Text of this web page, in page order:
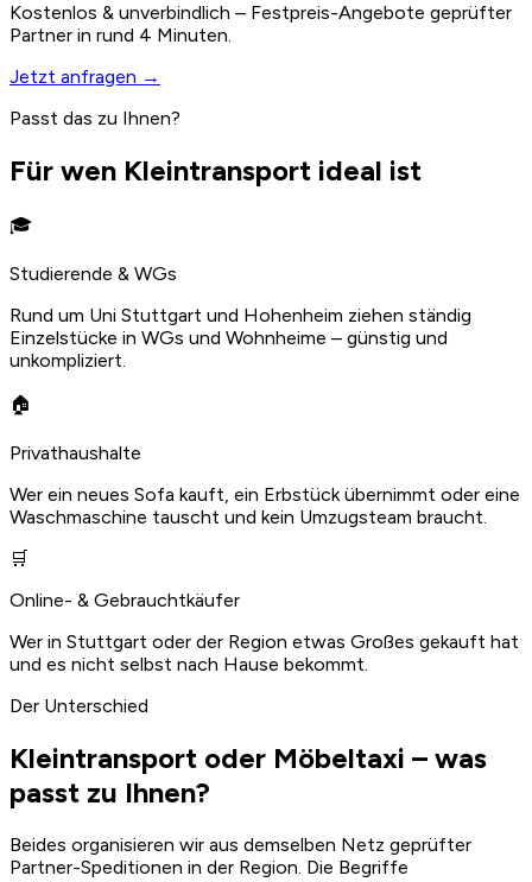
Kostenlos & unverbindlich – Festpreis-Angebote geprüfter
Partner in rund 4 Minuten.
Jetzt anfragen →
Passt das zu Ihnen?
Für wen Kleintransport ideal ist
🎓
Studierende & WGs
Rund um Uni Stuttgart und Hohenheim ziehen ständig
Einzelstücke in WGs und Wohnheime – günstig und
unkompliziert.
🏠
Privathaushalte
Wer ein neues Sofa kauft, ein Erbstück übernimmt oder eine
Waschmaschine tauscht und kein Umzugsteam braucht.
🛒
Online- & Gebrauchtkäufer
Wer in Stuttgart oder der Region etwas Großes gekauft hat
und es nicht selbst nach Hause bekommt.
Der Unterschied
Kleintransport oder Möbeltaxi – was
passt zu Ihnen?
Beides organisieren wir aus demselben Netz geprüfter
Partner-Speditionen in der Region. Die Begriffe